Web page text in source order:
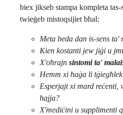
biex jikseb stampa kompleta
twieġeb mistoqsijiet bħal:
Meta beda dan is-sens ta'
Kien kostanti jew jiġi u
X'oħrajn sintomi ta'
Hemm xi ħaġa li
Esperjajt xi mard reċenti,
ħajja?
X'mediċini u supplimenti